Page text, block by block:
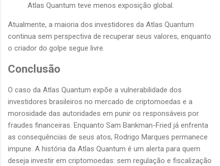
Atlas Quantum teve menos exposição global.
Atualmente, a maioria dos investidores da Atlas Quantum
continua sem perspectiva de recuperar seus valores, enquanto
o criador do golpe segue livre.
Conclusão
O caso da Atlas Quantum expõe a vulnerabilidade dos
investidores brasileiros no mercado de criptomoedas e a
morosidade das autoridades em punir os responsáveis por
fraudes financeiras. Enquanto Sam Bankman-Fried já enfrenta
as consequências de seus atos, Rodrigo Marques permanece
impune. A história da Atlas Quantum é um alerta para quem
deseja investir em criptomoedas: sem regulação e fiscalização